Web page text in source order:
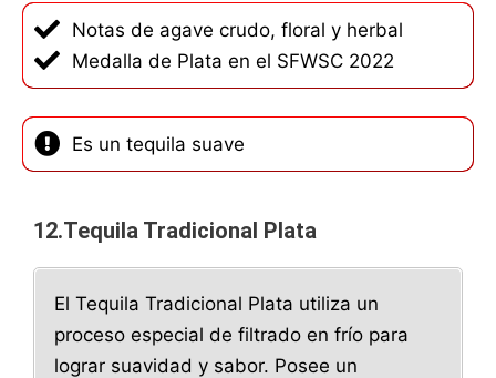
Notas de agave crudo, floral y herbal
Medalla de Plata en el SFWSC 2022
Es un tequila suave
12.Tequila Tradicional Plata
El Tequila Tradicional Plata utiliza un
proceso especial de filtrado en frío para
lograr suavidad y sabor. Posee un